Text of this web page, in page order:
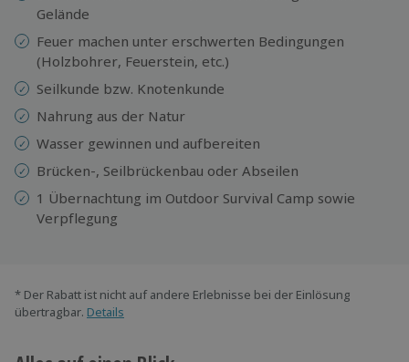
Gelände
Feuer machen unter erschwerten Bedingungen
(Holzbohrer, Feuerstein, etc.)
Seilkunde bzw. Knotenkunde
Nahrung aus der Natur
Wasser gewinnen und aufbereiten
Brücken-, Seilbrückenbau oder Abseilen
1 Übernachtung im Outdoor Survival Camp sowie
Verpflegung
* Der Rabatt ist nicht auf andere Erlebnisse bei der Einlösung
übertragbar. Details